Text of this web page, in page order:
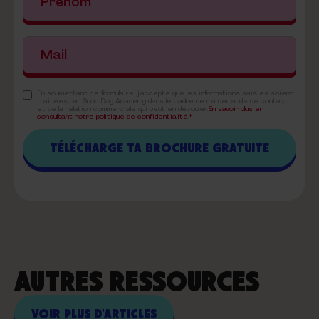
En savoir plus en
consultant notre politique de confidentialité.*
AUTRES RESSOURCES
VOIR PLUS D'ARTICLES